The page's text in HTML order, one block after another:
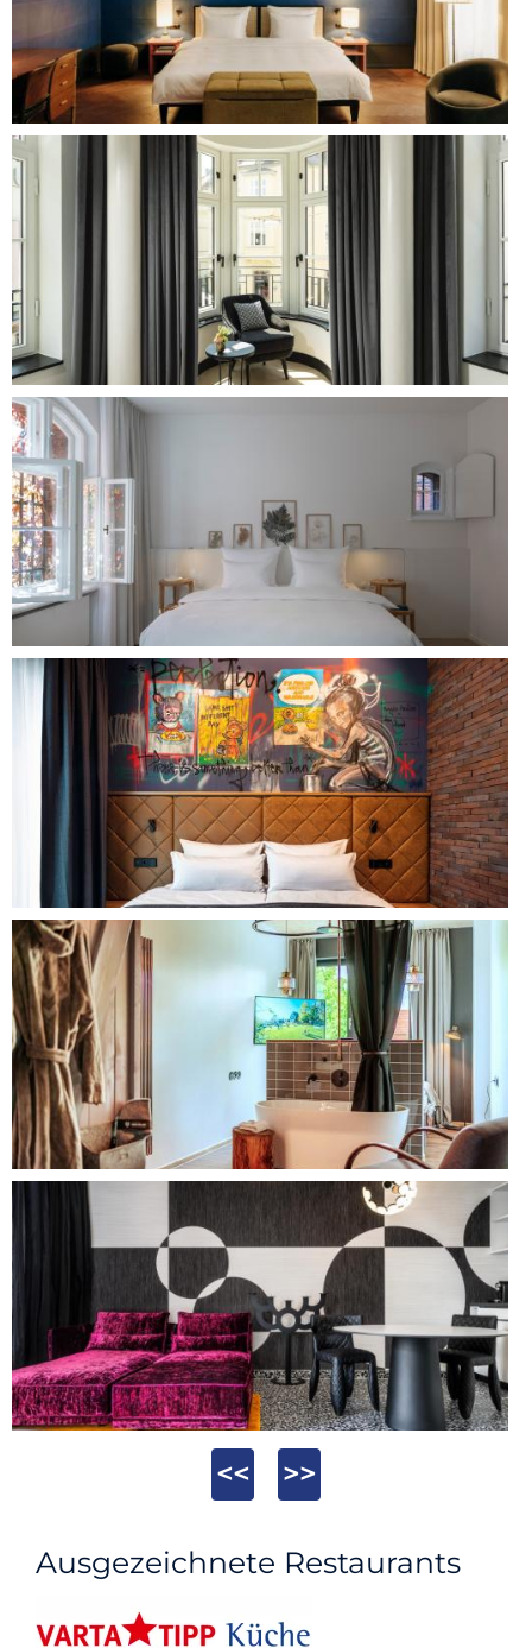
<< >>
Ausgezeichnete Restaurants